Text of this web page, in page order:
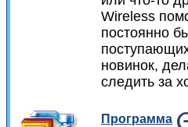
Wireless
постоянно
новинок,
следить за
Программа